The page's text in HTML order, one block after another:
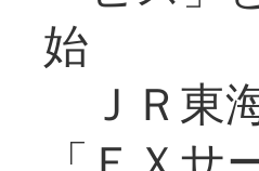
始
ＪＲ東